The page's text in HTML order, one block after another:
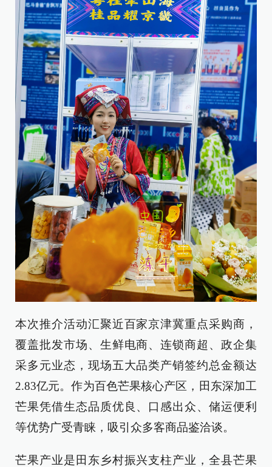
本次推介活动汇聚近百家京津冀重点采购商，
覆盖批发市场、生鲜电商、连锁商超、政企集
采多元业态，现场五大品类产销签约总金额达
2.83亿元。作为百色芒果核心产区，田东深加工
芒果凭借生态品质优良、口感出众、储运便利
等优势广受青睐，吸引众多客商品鉴洽谈。
芒果产业是田东乡村振兴支柱产业，全县芒果